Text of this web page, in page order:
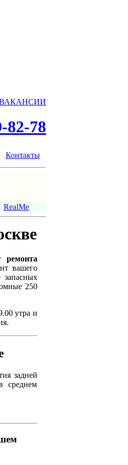
82-78
Контакты
RealMe
ремонта
вашего
250
утра и
задней
среднем